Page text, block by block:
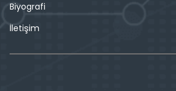
Biyografi
İletişim